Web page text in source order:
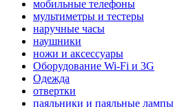
мобильные телефоны
мультиметры и тестеры
наручные часы
наушники
ножи и аксессуары
Оборудование Wi-Fi и 3G
Одежда
отвертки
паяльники и паяльные лампы